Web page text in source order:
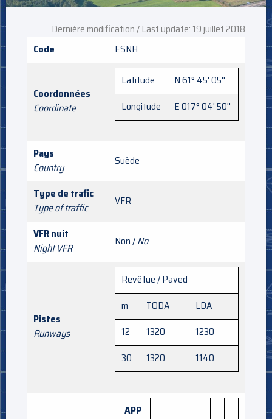
Dernière modification / Last update: 19 juillet 2018
Code
ESNH
Coordonnées
Coordinate
Latitude
N 61° 45' 05''
Longitude
E 017° 04' 50''
Pays
Country
Suède
Type de trafic
Type of traffic
VFR
VFR nuit
Night VFR
Non /No
Pistes
Runways
Revêtue / Paved
m
TODA
LDA
12
1320
1230
30
1320 1140
APP